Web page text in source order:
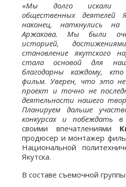
«Мы долго искали
общественных деятелей
наконец, наткнулись на
Аржакова. Мы были
историей,
становление якутского
стала основой для
благодарны каждому,
фильм. Уверен, что это
проект и точно не
деятельности нашего
Планируем дальше
конкурсах и побеждать
своими впечатлениями
продюсер и монтажер
Национальной
Якутска.
В составе съемочной